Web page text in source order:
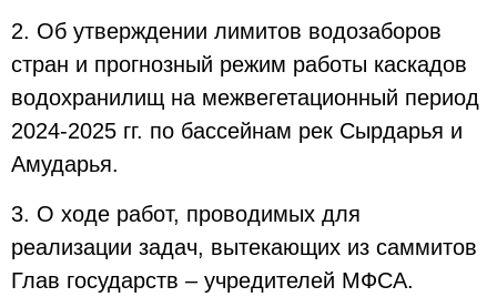
2. Об утверждении лимитов водозаборов
стран и прогнозный режим работы каскадов
водохранилищ на межвегетационный период
2024-2025 гг. по бассейнам рек Сырдарья и
Амударья.
3. О ходе работ, проводимых для
реализации задач, вытекающих из саммитов
Глав государств – учредителей МФСА.